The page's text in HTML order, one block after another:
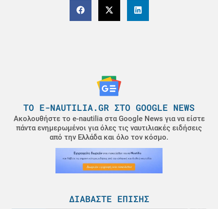
ΤΟ E-NAUTILIA.GR ΣΤΟ GOOGLE NEWS
Ακολουθήστε το e-nautilia στα Google News για να είστε
πάντα ενημερωμένοι για όλες τις ναυτιλιακές ειδήσεις
από την Ελλάδα και όλο τον κόσμο.
ΔΙΑΒΆΣΤΕ ΕΠΊΣΗΣ